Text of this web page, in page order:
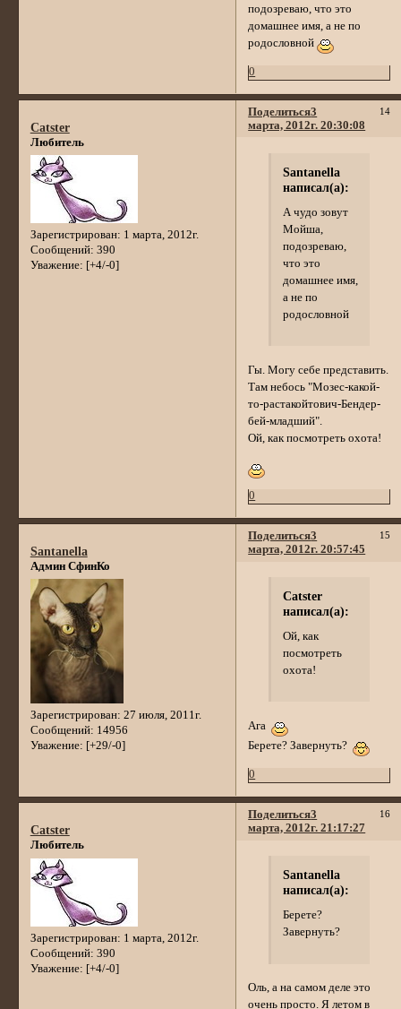
подозреваю, что это
домашнее имя, а не по
родословной
0
Поделиться 14
3
марта, 2012г. 20:30:08
Catster
Любитель
Зарегистрирован: 1 марта, 2012г.
Сообщений: 390
Уважение: [+4/-0]
Santanella
написал(а):
А чудо зовут
Мойша,
подозреваю,
что это
домашнее имя,
а не по
родословной
Гы. Могу себе представить.
Там небось "Мозес-какой-
то-растакойтович-Бендер-
бей-младший".
Ой, как посмотреть охота!
0
Поделиться 15
3
марта, 2012г. 20:57:45
Santanella
Админ СфинКо
Зарегистрирован: 27 июля, 2011г.
Сообщений: 14956
Уважение: [+29/-0]
Catster
написал(а):
Ой, как
посмотреть
охота!
Ага
Берете? Завернуть?
0
Поделиться 16
3
марта, 2012г. 21:17:27
Catster
Любитель
Зарегистрирован: 1 марта, 2012г.
Сообщений: 390
Уважение: [+4/-0]
Santanella
написал(а):
Берете?
Завернуть?
Оль, а на самом деле это
очень просто. Я летом в